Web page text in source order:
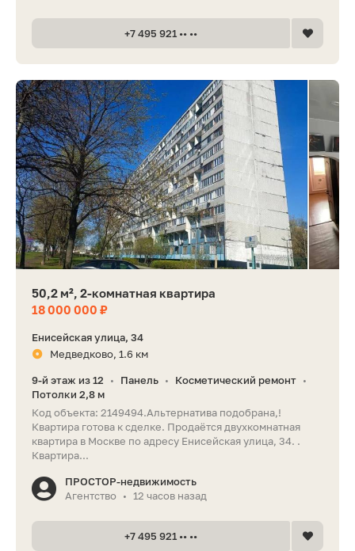
+7 495 921 •• ••
50,2 м², 2-комнатная квартира
18 000 000 ₽
Енисейская улица, 34
Медведково, 1.6 км
9-й этаж из 12 • Панель • Косметический ремонт •
Потолки 2,8 м
Код объекта: 2149494.Альтернатива подобрана,!
Квартира готова к сделке. Продаётся двухкомнатная
квартира в Москве по адресу Енисейская улица, 34. .
Квартира...
ПРОСТОР-недвижимость
Агентство
• 12 часов назад
+7 495 921 •• ••